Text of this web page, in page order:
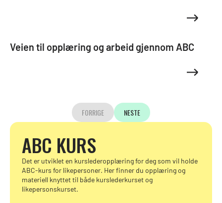
Veien til opplæring og arbeid gjennom ABC
FORRIGE NESTE
ABC KURS
Det er utviklet en kurslederopplæring for deg som vil holde
ABC-kurs for likepersoner. Her finner du opplæring og
materiell knyttet til både kurslederkurset og
likepersonskurset.